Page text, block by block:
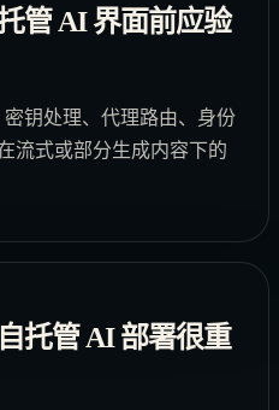
管 AI 界面前应验
钥处理、代理路由、身份
流式或部分生成内容下的
托管 AI 部署很重